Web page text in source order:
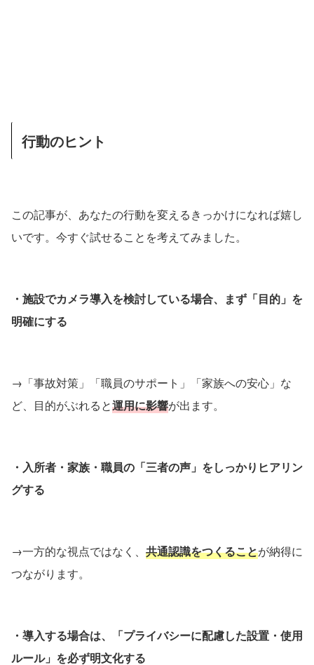
行動のヒント
この記事が、あなたの行動を変えるきっかけになれば嬉し
いです。今すぐ試せることを考えてみました。
・施設でカメラ導入を検討している場合、まず「目的」を
明確にする
→「事故対策」「職員のサポート」「家族への安心」な
ど、目的がぶれると運用に影響が出ます。
・入所者・家族・職員の「三者の声」をしっかりヒアリン
グする
→一方的な視点ではなく、 共通認識をつくることが納得に
つながります。
・導入する場合は、「プライバシーに配慮した設置・使用
ルール」を必ず明文化する